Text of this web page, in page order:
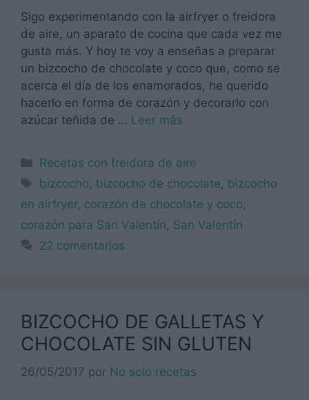
Sigo experimentando con la airfryer o freidora
de aire, un aparato de cocina que cada vez me
gusta más. Y hoy te voy a enseñas a preparar
un bizcocho de chocolate y coco que, como se
acerca el día de los enamorados, he querido
hacerlo en forma de corazón y decorarlo con
azúcar teñida de … Leer más
Categorías
Recetas con freidora de aire
Etiquetas
bizcocho, bizcocho de chocolate, bizcocho
en airfryer, corazón de chocolate y coco,
corazón para San Valentín, San Valentín
22 comentarios
BIZCOCHO DE GALLETAS Y
CHOCOLATE SIN GLUTEN
26/05/2017 por No solo recetas